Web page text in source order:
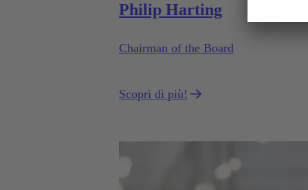
Philip Harting
Chairman of the Board
Scopri di più!